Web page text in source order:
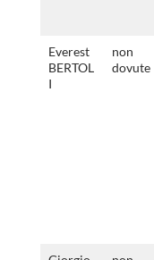
Everest
BERTOL
I
non
dovute